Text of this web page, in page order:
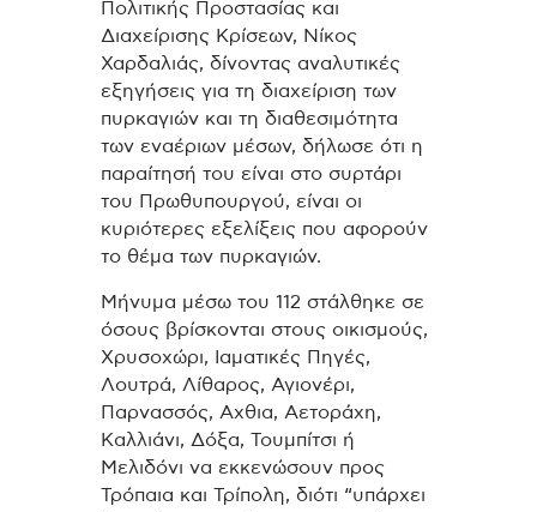
Πολιτικής Προστασίας και
Διαχείρισης Κρίσεων, Νίκος
Χαρδαλιάς, δίνοντας αναλυτικές
εξηγήσεις για τη διαχείριση των
πυρκαγιών και τη διαθεσιμότητα
των εναέριων μέσων, δήλωσε ότι η
παραίτησή του είναι στο συρτάρι
του Πρωθυπουργού, είναι οι
κυριότερες εξελίξεις που αφορούν
το θέμα των πυρκαγιών.
Μήνυμα μέσω του 112 στάλθηκε σε
όσους βρίσκονται στους οικισμούς,
Χρυσοχώρι, Ιαματικές Πηγές,
Λουτρά, Λίθαρος, Αγιονέρι,
Παρνασσός, Αχθια, Αετοράχη,
Καλλιάνι, Δόξα, Τουμπίτσι ή
Μελιδόνι να εκκενώσουν προς
Τρόπαια και Τρίπολη, διότι “υπάρχει